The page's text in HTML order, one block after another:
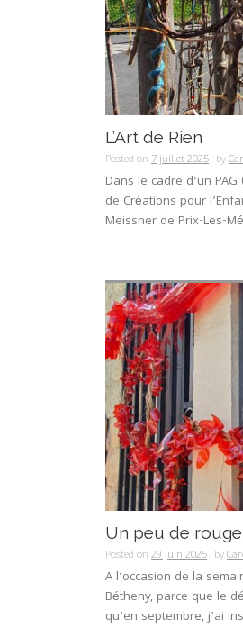
L’Art de Rien
Posted on 7 juillet 2025 by
Dans le cadre d’un
de Créations pour
Meissner de Prix-Les-
Un peu de
Posted on 29 juin 2025 by
A l’occasion de la
Bétheny, parce que le
qu’en septembre, j’ai